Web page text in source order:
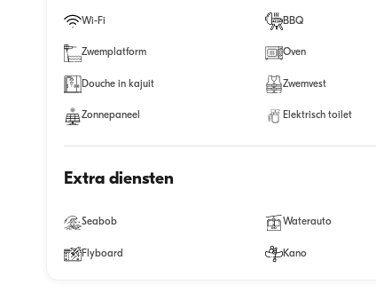
Wi-Fi BBQ
Zwemplatform Oven
Douche in kajuit Zwemvest
Zonnepaneel Elektrisch toilet
Extra diensten
Seabob Waterauto
Flyboard Kano